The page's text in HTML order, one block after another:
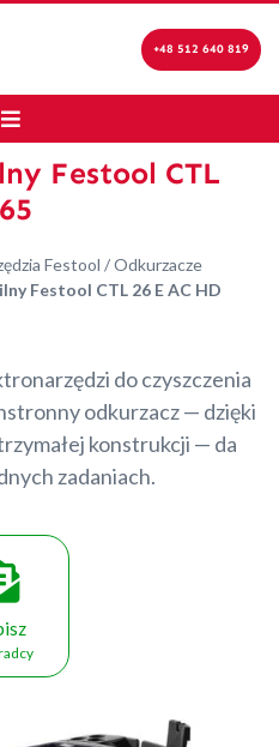
+48 512 640 819
Festool CTL
Festool /Odkurzacze
Festool CTL 26 E AC HD
do czyszczenia
odkurzacz — dzięki
konstrukcji — da
zadaniach.